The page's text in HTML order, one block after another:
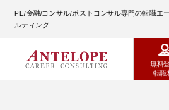
PE/金融/コンサル/ポストコンサル専門の転職
ルティング
無料
転職